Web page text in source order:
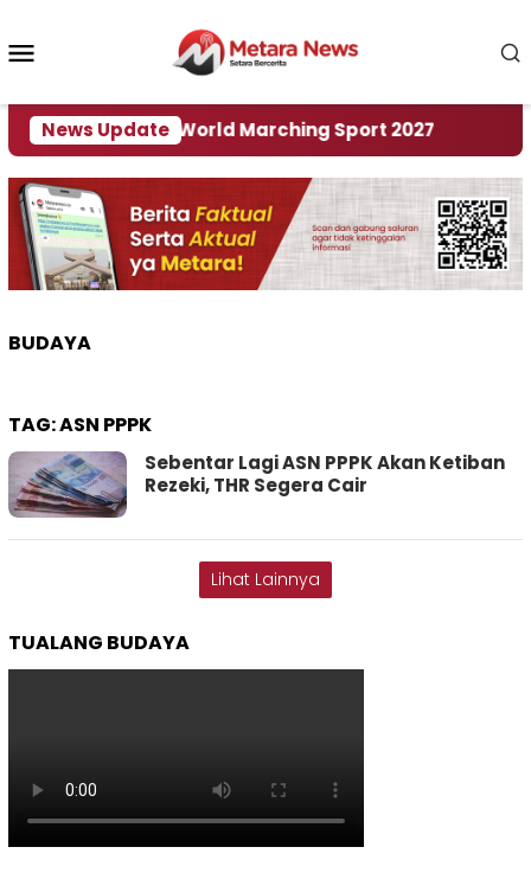
konten
News Update
Rumah World Marching Sport 2027
BUDAYA
TAG:ASN PPPK
Sebentar Lagi ASN PPPK Akan Ketiban
Rezeki, THR Segera Cair
Lihat Lainnya
TUALANG BUDAYA